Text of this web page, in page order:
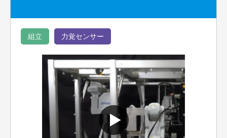
組立 力覚センサー